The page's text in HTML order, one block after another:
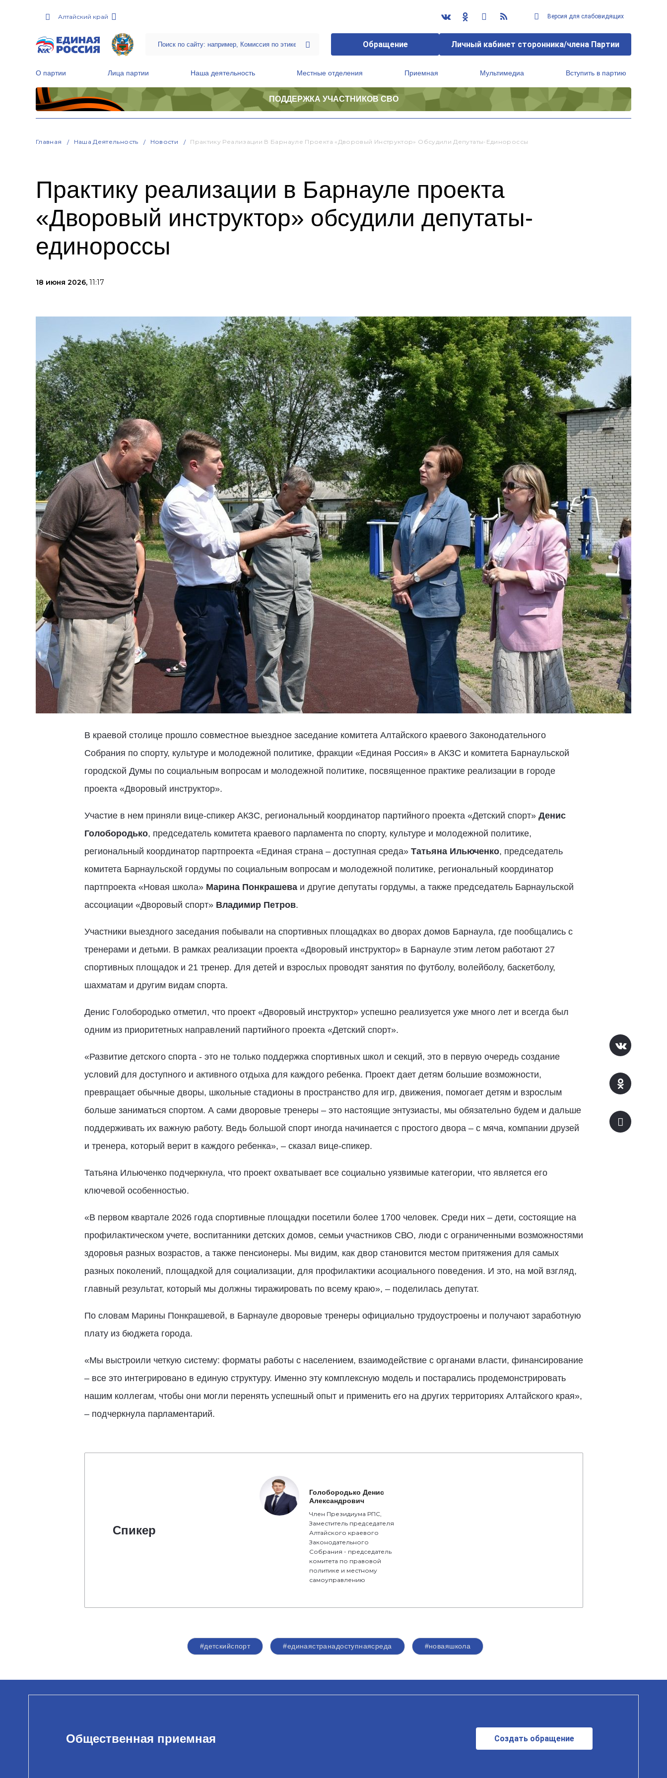
Алтайский край Версия для слабовидящих
Обращение Личный кабинет сторонника/члена Партии
О партии Лица партии Наша деятельность Местные отделения Приемная Мультимедиа Вступить в партию
ПОДДЕРЖКА УЧАСТНИКОВ СВО
Главная Наша Деятельность Новости Практику Реализации В Барнауле Проекта «Дворовый Инструктор» Обсудили Депутаты-Единороссы
Практику реализации в Барнауле проекта
«Дворовый инструктор» обсудили депутаты-
единороссы
18 июня 2026, 11:17
В краевой столице прошло совместное выездное заседание комитета Алтайского краевого Законодательного
Собрания по спорту, культуре и молодежной политике, фракции «Единая Россия» в АКЗС и комитета Барнаульской
городской Думы по социальным вопросам и молодежной политике, посвященное практике реализации в городе
проекта «Дворовый инструктор».
Участие в нем приняли вице-спикер АКЗС, региональный координатор партийного проекта «Детский спорт» Денис
Голобородько, председатель комитета краевого парламента по спорту, культуре и молодежной политике,
региональный координатор партпроекта «Единая страна – доступная среда» Татьяна Ильюченко, председатель
комитета Барнаульской гордумы по социальным вопросам и молодежной политике, региональный координатор
партпроекта «Новая школа» Марина Понкрашеваи другие депутаты гордумы, а также председатель Барнаульской
ассоциации «Дворовый спорт» Владимир Петров.
Участники выездного заседания побывали на спортивных площадках во дворах домов Барнаула, где пообщались с
тренерами и детьми. В рамках реализации проекта «Дворовый инструктор» в Барнауле этим летом работают 27
спортивных площадок и 21 тренер. Для детей и взрослых проводят занятия по футболу, волейболу, баскетболу,
шахматам и другим видам спорта.
Денис Голобородько отметил, что проект «Дворовый инструктор» успешно реализуется уже много лет и всегда был
одним из приоритетных направлений партийного проекта «Детский спорт».
«Развитие детского спорта - это не только поддержка спортивных школ и секций, это в первую очередь создание
условий для доступного и активного отдыха для каждого ребенка. Проект дает детям большие возможности,
превращает обычные дворы, школьные стадионы в пространство для игр, движения, помогает детям и взрослым
больше заниматься спортом. А сами дворовые тренеры – это настоящие энтузиасты, мы обязательно будем и дальше
поддерживать их важную работу. Ведь большой спорт иногда начинается с простого двора – с мяча, компании друзей
и тренера, который верит в каждого ребенка», – сказал вице-спикер.
Татьяна Ильюченко подчеркнула, что проект охватывает все социально уязвимые категории, что является его
ключевой особенностью.
«В первом квартале 2026 года спортивные площадки посетили более 1700 человек. Среди них – дети, состоящие на
профилактическом учете, воспитанники детских домов, семьи участников СВО, люди с ограниченными возможностями
здоровья разных возрастов, а также пенсионеры. Мы видим, как двор становится местом притяжения для самых
разных поколений, площадкой для социализации, для профилактики асоциального поведения. И это, на мой взгляд,
главный результат, который мы должны тиражировать по всему краю», – поделилась депутат.
По словам Марины Понкрашевой, в Барнауле дворовые тренеры официально трудоустроены и получают заработную
плату из бюджета города.
«Мы выстроили четкую систему: форматы работы с населением, взаимодействие с органами власти, финансирование
– все это интегрировано в единую структуру. Именно эту комплексную модель и постарались продемонстрировать
нашим коллегам, чтобы они могли перенять успешный опыт и применить его на других территориях Алтайского края»,
– подчеркнула парламентарий.
Спикер
Голобородько Денис
Александрович
Член Президиума РПС,
Заместитель председателя
Алтайского краевого
Законодательного
Собрания - председатель
комитета по правовой
политике и местному
самоуправлению
#детскийспорт #единаястранадоступнаясреда #новаяшкола
Общественная приемная Создать обращение